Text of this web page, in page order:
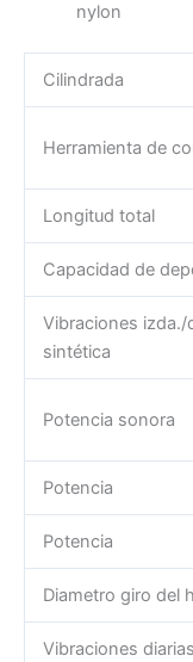
nylon
Cilindrada
Herramienta de
Longitud total
Capacidad de
Vibraciones
sintética
Potencia sonora
Potencia
Potencia
Diametro giro del
Vibraciones